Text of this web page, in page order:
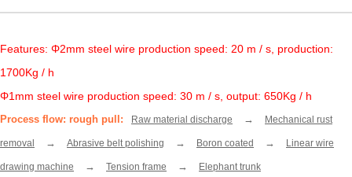
Features: Φ2mm steel wire production speed: 20 m / s, production:
1700Kg / h
Φ1mm steel wire production speed: 30 m / s, output: 650Kg / h
Process flow: rough pull: Raw material discharge → Mechanical rust
removal → Abrasive belt polishing → Boron coated → Linear wire
drawing machine → Tension frame → Elephant trunk